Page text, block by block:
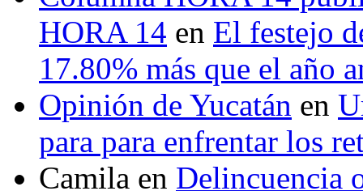
HORA 14 en El festejo
17.80% más que el año
Opinión de Yucatán en
para para enfrentar los
Camila en Delincuencia